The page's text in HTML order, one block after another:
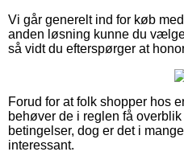
Vi går generelt ind for køb
anden løsning kunne du
så vidt du efterspørger at
Forud for at folk shopper hos
behøver de i reglen få
betingelser, dog er det i
interessant.